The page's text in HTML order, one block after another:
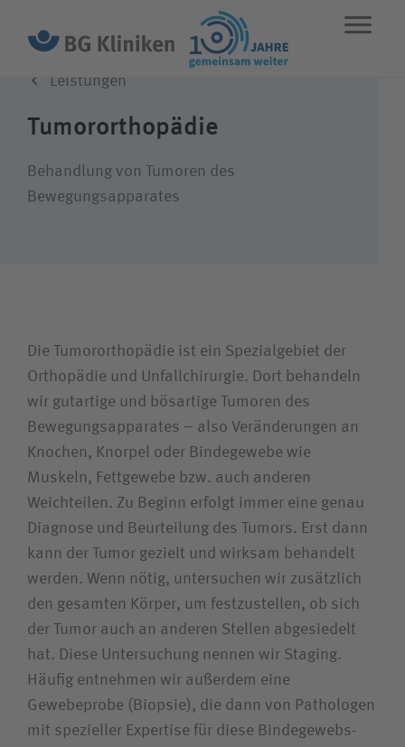
Leistungen
Wie können wir Ihnen helfen?
Suchwert
Ich bin
Patientin / Patient
Besucherin / Besucher
Unfallversicherungsträger
Leistungen
Tumororthopädie
Behandlung von Tumoren des
Bewegungsapparates
Die Tumororthopädie ist ein Spezialgebiet der
Orthopädie und Unfallchirurgie. Dort behandeln
wir gutartige und bösartige Tumoren des
Bewegungs­apparates – also Veränderungen an
Knochen, Knorpel oder Bindegewebe wie
Muskeln, Fettgewebe bzw. auch anderen
Weichteilen. Zu Beginn erfolgt immer eine genau
Diagnose und Beurteilung des Tumors. Erst dann
kann der Tumor gezielt und wirksam behandelt
werden. Wenn nötig, untersuchen wir zusätzlich
den gesamten Körper, um festzustellen, ob sich
der Tumor auch an anderen Stellen abgesiedelt
hat. Diese Untersuchung nennen wir Staging.
Häufig entnehmen wir außerdem eine
Gewebeprobe (Biopsie), die dann von Pathologen
mit spezieller Expertise für diese Bindegewebs­